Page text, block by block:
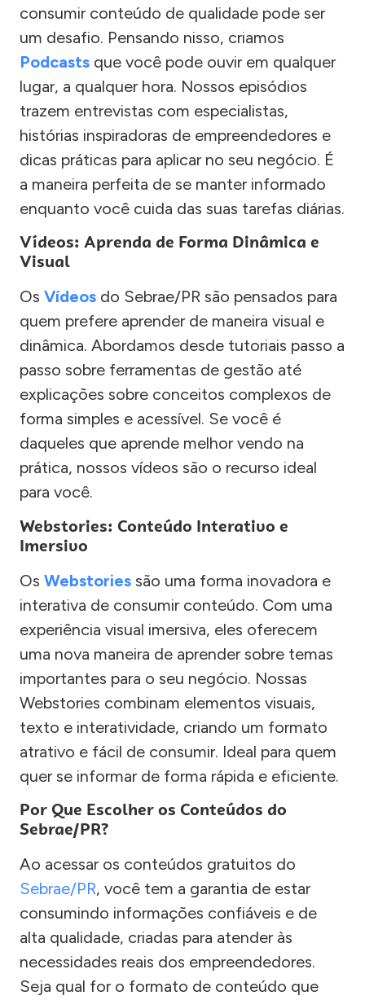
consumir conteúdo de qualidade pode ser
um desafio. Pensando nisso, criamos
Podcasts que você pode ouvir em qualquer
lugar, a qualquer hora. Nossos episódios
trazem entrevistas com especialistas,
histórias inspiradoras de empreendedores e
dicas práticas para aplicar no seu negócio. É
a maneira perfeita de se manter informado
enquanto você cuida das suas tarefas diárias.
Vídeos: Aprenda de Forma Dinâmica e
Visual
Os Vídeos do Sebrae/PR são pensados para
quem prefere aprender de maneira visual e
dinâmica. Abordamos desde tutoriais passo a
passo sobre ferramentas de gestão até
explicações sobre conceitos complexos de
forma simples e acessível. Se você é
daqueles que aprende melhor vendo na
prática, nossos vídeos são o recurso ideal
para você.
Webstories: Conteúdo Interativo e
Imersivo
Os Webstories são uma forma inovadora e
interativa de consumir conteúdo. Com uma
experiência visual imersiva, eles oferecem
uma nova maneira de aprender sobre temas
importantes para o seu negócio. Nossas
Webstories combinam elementos visuais,
texto e interatividade, criando um formato
atrativo e fácil de consumir. Ideal para quem
quer se informar de forma rápida e eficiente.
Por Que Escolher os Conteúdos do
Sebrae/PR?
Ao acessar os conteúdos gratuitos do
Sebrae/PR, você tem a garantia de estar
consumindo informações confiáveis e de
alta qualidade, criadas para atender às
necessidades reais dos empreendedores.
Seja qual for o formato de conteúdo que